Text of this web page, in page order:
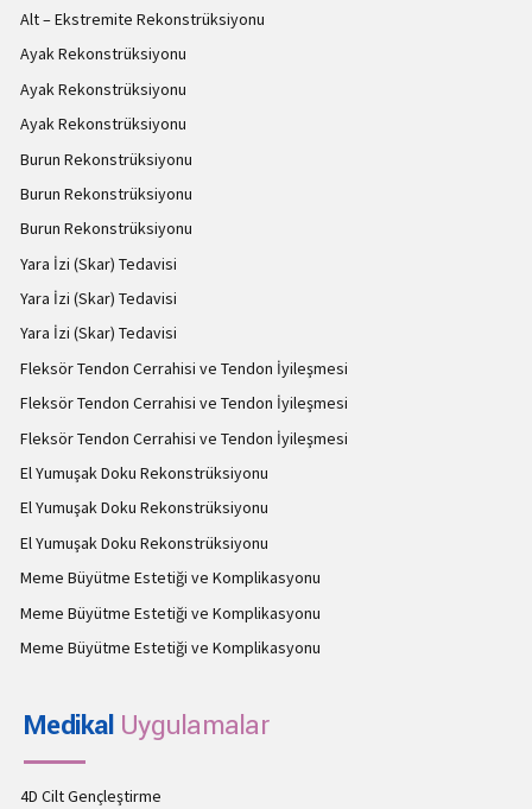
Alt – Ekstremite Rekonstrüksiyonu
Ayak Rekonstrüksiyonu
Ayak Rekonstrüksiyonu
Ayak Rekonstrüksiyonu
Burun Rekonstrüksiyonu
Burun Rekonstrüksiyonu
Burun Rekonstrüksiyonu
Yara İzi (Skar) Tedavisi
Yara İzi (Skar) Tedavisi
Yara İzi (Skar) Tedavisi
Fleksör Tendon Cerrahisi ve Tendon İyileşmesi
Fleksör Tendon Cerrahisi ve Tendon İyileşmesi
Fleksör Tendon Cerrahisi ve Tendon İyileşmesi
El Yumuşak Doku Rekonstrüksiyonu
El Yumuşak Doku Rekonstrüksiyonu
El Yumuşak Doku Rekonstrüksiyonu
Meme Büyütme Estetiği ve Komplikasyonu
Meme Büyütme Estetiği ve Komplikasyonu
Meme Büyütme Estetiği ve Komplikasyonu
Medikal Uygulamalar
4D Cilt Gençleştirme